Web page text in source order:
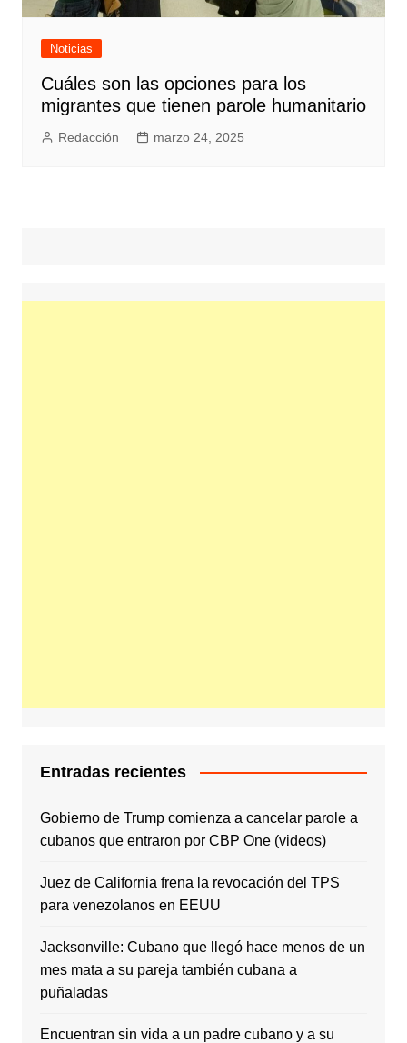
Noticias
Cuáles son las opciones para los
migrantes que tienen parole humanitario
Redacción marzo 24, 2025
Entradas recientes
Gobierno de Trump comienza a cancelar parole a
cubanos que entraron por CBP One (videos)
Juez de California frena la revocación del TPS
para venezolanos en EEUU
Jacksonville: Cubano que llegó hace menos de un
mes mata a su pareja también cubana a
puñaladas
Encuentran sin vida a un padre cubano y a su